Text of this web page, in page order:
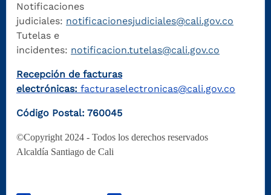
Notificaciones
judiciales: notificacionesjudiciales@cali.gov.co
Tutelas e
incidentes: notificacion.tutelas@cali.gov.co
Recepción de facturas
electrónicas: facturaselectronicas@cali.gov.co
Código Postal: 760045
©Copyright 2024 - Todos los derechos reservados
Alcaldía Santiago de Cali